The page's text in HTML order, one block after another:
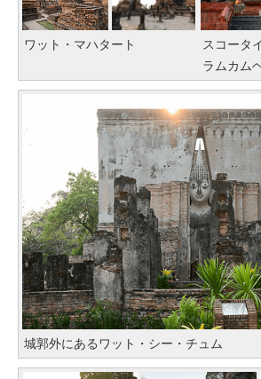
ワット・マハタート
スコータ
ラムカム
城郭外にあるワット・シー・チュム